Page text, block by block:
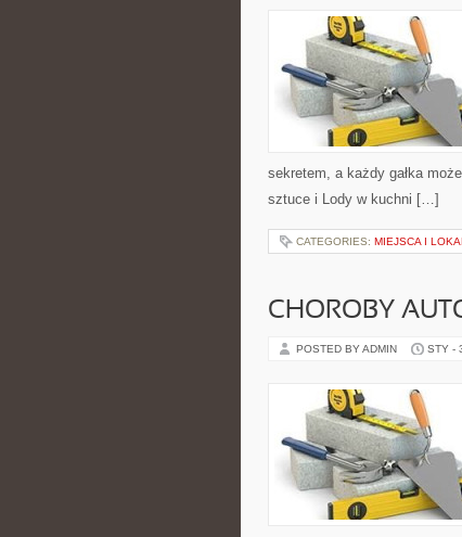
sekretem, a każdy gałka
sztuce i Lody w kuchni […]
CATEGORIES: MIEJSCA I
CHOROBY
POSTED BY ADMIN STY -